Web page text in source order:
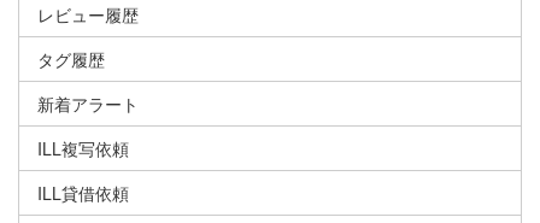
レビュー履歴
タグ履歴
新着アラート
ILL複写依頼
ILL貸借依頼